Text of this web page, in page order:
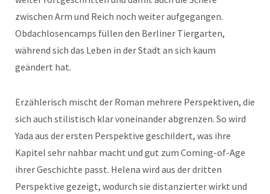
zwischen Arm und Reich noch weiter aufgegangen.
Obdachlosencamps füllen den Berliner Tiergarten,
während sich das Leben in der Stadt an sich kaum
geändert hat.
Erzählerisch mischt der Roman mehrere Perspektiven, die
sich auch stilistisch klar voneinander abgrenzen. So wird
Yada aus der ersten Perspektive geschildert, was ihre
Kapitel sehr nahbar macht und gut zum Coming-of-Age
ihrer Geschichte passt. Helena wird aus der dritten
Perspektive gezeigt, wodurch sie distanzierter wirkt und